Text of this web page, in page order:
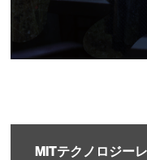
MITテクノロジー